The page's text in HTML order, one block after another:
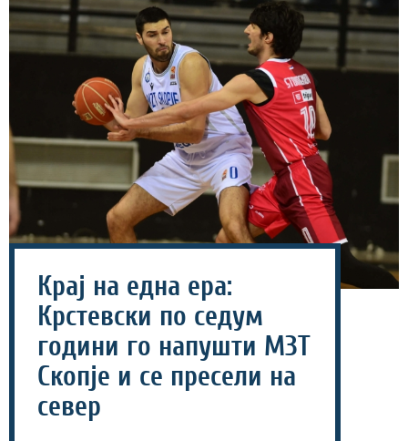
Крај на една ера:
Крстевски по седум
години го напушти МЗТ
Скопје и се пресели на
север